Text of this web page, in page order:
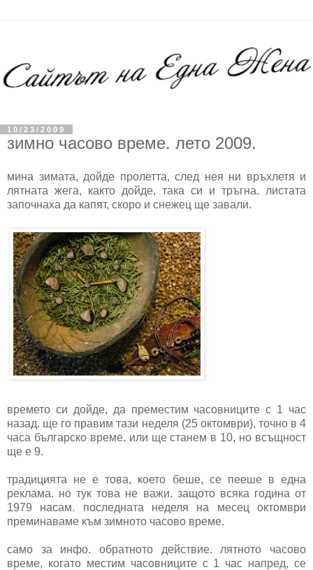
10/23/2009
зимно часово време. лето 2009.
мина зимата, дойде пролетта, след нея ни връхлетя и
лятната жега, както дойде, така си и тръгна. листата
започнаха да капят, скоро и снежец ще завали.
времето си дойде, да преместим часовниците с 1 час
назад. ще го правим тази неделя (25 октомври), точно в 4
часа българско време. или ще станем в 10, но всъщност
ще е 9.
традицията не е това, което беше, се пееше в една
реклама. но тук това не важи. защото всяка година от
1979 насам. последната неделя на месец октомври
преминаваме към зимното часово време.
само за инфо. обратното действие. лятното часово
време, когато местим часовниците с 1 час напред, се